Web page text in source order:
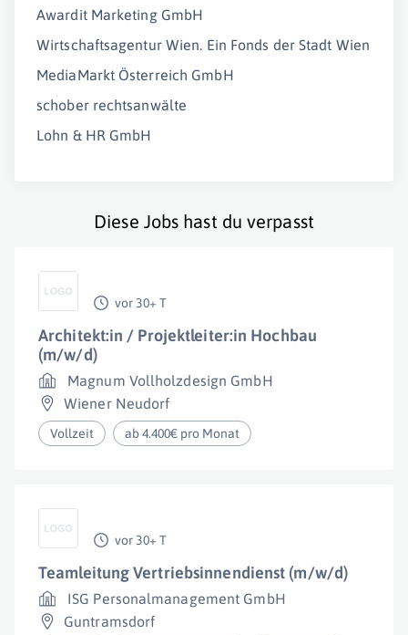
Awardit Marketing GmbH
Wirtschaftsagentur Wien. Ein Fonds der Stadt Wien
MediaMarkt Österreich GmbH
schober rechtsanwälte
Lohn & HR GmbH
Diese Jobs hast du verpasst
vor 30+ T
Architekt:in / Projektleiter:in Hochbau
(m/w/d)
Magnum Vollholzdesign GmbH
Wiener Neudorf
Vollzeit ab 4.400€ pro Monat
vor 30+ T
Teamleitung Vertriebsinnendienst (m/w/d)
ISG Personalmanagement GmbH
Guntramsdorf